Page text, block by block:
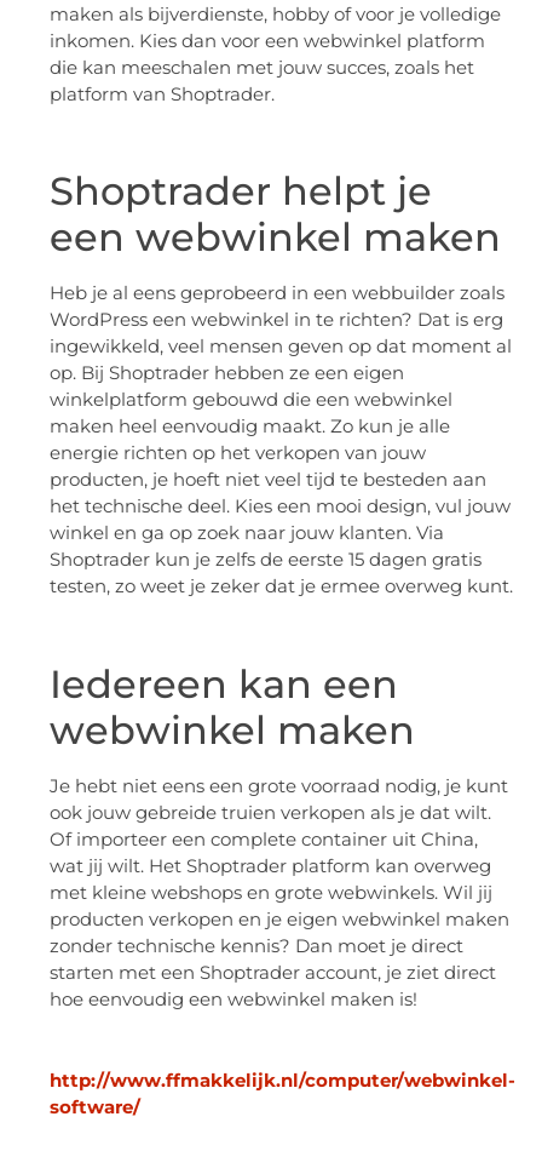
maken als bijverdienste, hobby of voor je volledige
inkomen. Kies dan voor een webwinkel platform
die kan meeschalen met jouw succes, zoals het
platform van Shoptrader.
Shoptrader helpt je
een webwinkel maken
Heb je al eens geprobeerd in een webbuilder zoals
WordPress een webwinkel in te richten? Dat is erg
ingewikkeld, veel mensen geven op dat moment al
op. Bij Shoptrader hebben ze een eigen
winkelplatform gebouwd die een webwinkel
maken heel eenvoudig maakt. Zo kun je alle
energie richten op het verkopen van jouw
producten, je hoeft niet veel tijd te besteden aan
het technische deel. Kies een mooi design, vul jouw
winkel en ga op zoek naar jouw klanten. Via
Shoptrader kun je zelfs de eerste 15 dagen gratis
testen, zo weet je zeker dat je ermee overweg kunt.
Iedereen kan een
webwinkel maken
Je hebt niet eens een grote voorraad nodig, je kunt
ook jouw gebreide truien verkopen als je dat wilt.
Of importeer een complete container uit China,
wat jij wilt. Het Shoptrader platform kan overweg
met kleine webshops en grote webwinkels. Wil jij
producten verkopen en je eigen webwinkel maken
zonder technische kennis? Dan moet je direct
starten met een Shoptrader account, je ziet direct
hoe eenvoudig een webwinkel maken is!
http://www.ffmakkelijk.nl/computer/webwinkel-
software/